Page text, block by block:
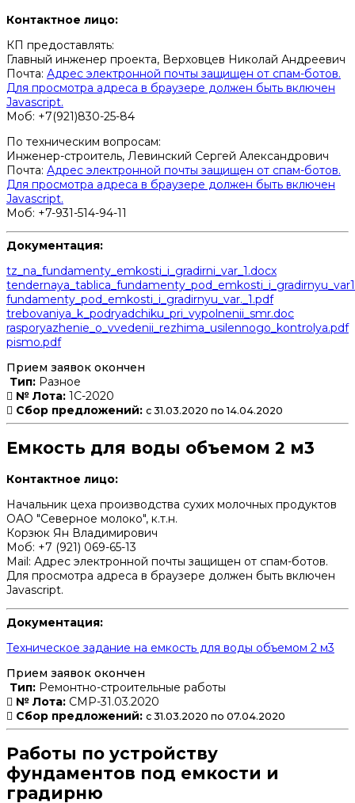
Контактное лицо:
КП предоставлять:
Главный инженер проекта, Верховцев Николай Андреевич
Почта: Адрес электронной почты защищен от спам-ботов.
Для просмотра адреса в браузере должен быть включен
Javascript.
Моб: +7(921)830-25-84
По техническим вопросам:
Инженер-строитель, Левинский Сергей Александрович
Почта: Адрес электронной почты защищен от спам-ботов.
Для просмотра адреса в браузере должен быть включен
Javascript.
Моб: +7-931-514-94-11
Документация:
tz_na_fundamenty_emkosti_i_gradirni_var_1.docx
fundamenty_pod_emkosti_i_gradirnyu_var._1.pdf
trebovaniya_k_podryadchiku_pri_vypolnenii_smr.doc
rasporyazhenie_o_vvedenii_rezhima_usilennogo_kontrolya.pdf
pismo.pdf
Прием заявок окончен
Тип: Разное
№ Лота: 1С-2020
Сбор предложений: с 31.03.2020 по 14.04.2020
Емкость для воды объемом 2 м3
Контактное лицо:
Начальник цеха производства сухих молочных продуктов
ОАО "Северное молоко", к.т.н.
Корзюк Ян Владимирович
Моб: +7 (921) 069-65-13
Mail: Адрес электронной почты защищен от спам-ботов.
Для просмотра адреса в браузере должен быть включен
Javascript.
Документация:
Техническое задание на емкость для воды объемом 2 м3
Прием заявок окончен
Тип: Ремонтно-строительные работы
№ Лота: СМР-31.03.2020
Сбор предложений: с 31.03.2020 по 07.04.2020
Работы по устройству
фундаментов под емкости и
градирню